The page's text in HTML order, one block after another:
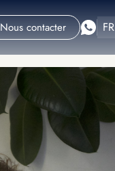
Nous contacter FR